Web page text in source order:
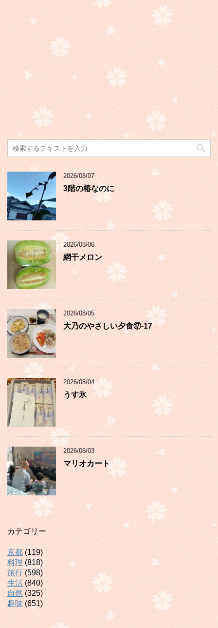
2026/08/07
3階の椿なのに
2026/08/06
網干メロン
2026/08/05
大乃のやさしい夕食⑰-17
2026/08/04
うす氷
2026/08/03
マリオカート
カテゴリー
京都 (119)
料理 (818)
旅行 (598)
生活 (840)
自然 (325)
趣味 (651)